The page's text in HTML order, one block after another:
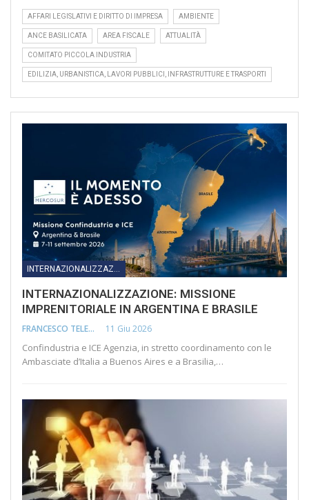
AFFARI LEGISLATIVI E DIRITTO DI IMPRESA AMBIENTE
ANCE BASILICATA AREA FISCALE ATTUALITÀ
COMITATO PICCOLA INDUSTRIA
EDILIZIA, URBANISTICA, LAVORI PUBBLICI, INFRASTRUTTURE E TRASPORTI
INTERNAZIONALIZZAZIONE: MISSIONE
IMPRENITORIALE IN ARGENTINA E BRASILE
FRANCESCO TELESCA 11 Giu 2026
Confindustria e ICE Agenzia, in stretto coordinamento con le
Ambasciate d’Italia a Buenos Aires e a Brasilia,…